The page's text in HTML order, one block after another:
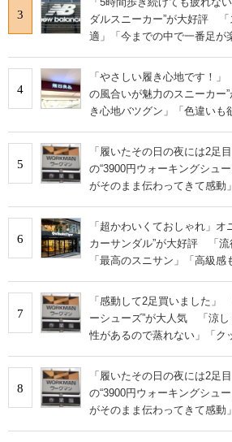
3
ダルスニーカー”が大好評
適」「今までの中で一番足が
4
「やさしい履き心地です！
の風合いが魅力のスニーカ
き心地バツグン」「色違いも
5
「履いたその日の夜には2足
の“3900円ウォーキングシュ
がそのまま伝わってきて感動
6
「超かわいくておしゃれ」オ
カーサンダル”が大好評 「流
「最高のスニサン」「高級
7
「感動して2足買いました」
ーシューズ”が大人気 「涼
性があるので蒸れない」「ク
8
「履いたその日の夜には2足
の“3900円ウォーキングシュ
がそのまま伝わってきて感動